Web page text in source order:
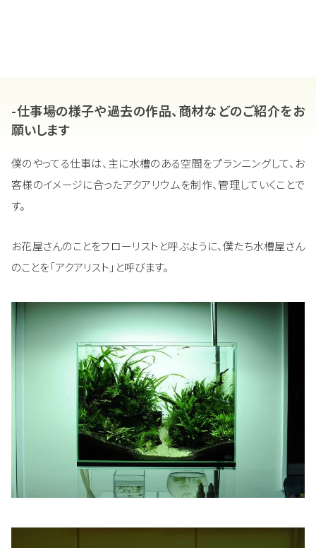
-仕事場の様子や過去の作品、商材などのご紹介をお
願いします
僕のやってる仕事は、主に水槽のある空間をプランニングして、お
客様のイメージに合ったアクアリウムを制作、管理していくことで
す。
お花屋さんのことをフローリストと呼ぶように、僕たち水槽屋さん
のことを「アクアリスト」と呼びます。